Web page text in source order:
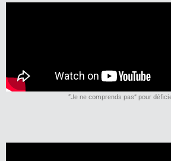
“Je ne comprends pas” pour